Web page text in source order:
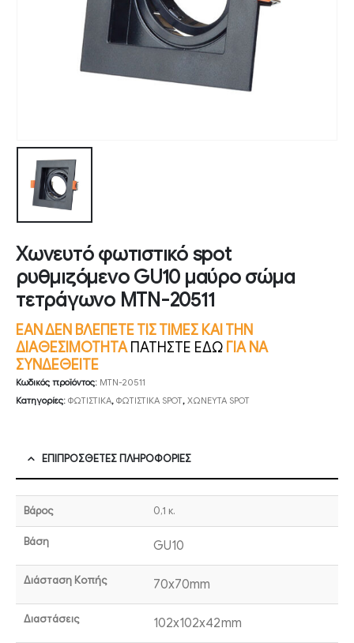
Χωνευτό φωτιστικό spot
ρυθμιζόμενο GU10 μαύρο σώμα
τετράγωνο MTN-20511
ΕΑΝ ΔΕΝ ΒΛΕΠΕΤΕ ΤΙΣ ΤΙΜΕΣ ΚΑΙ ΤΗΝ
ΔΙΑΘΕΣΙΜΟΤΗΤΑ ΠΑΤΗΣΤΕ ΕΔΩ ΓΙΑ ΝΑ
ΣΥΝΔΕΘΕΙΤΕ
Κωδικός προϊόντος: MTN-20511
Κατηγορίες: ΦΩΤΙΣΤΙΚΑ, ΦΩΤΙΣΤΙΚΑ SPOT, ΧΩΝΕΥΤΑ SPOT
ΕΠΙΠΡΌΣΘΕΤΕΣ ΠΛΗΡΟΦΟΡΊΕΣ
Βάρος 0,1 κ.
Βάση GU10
Διάσταση Κοπής 70x70mm
Διαστάσεις 102x102x42mm